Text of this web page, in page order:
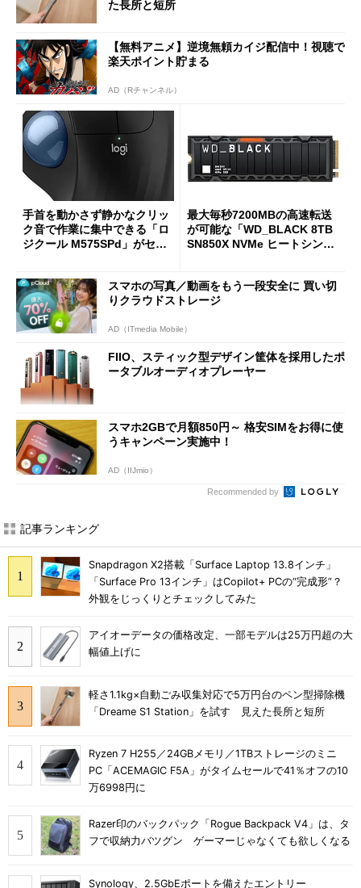
た長所と短所
【無料アニメ】逆境無頼カイジ配信中！視聴で
楽天ポイント貯まる
AD（Rチャンネル）
手首を動かさず静かなクリッ
ク音で作業に集中できる「ロ
ジクール M575SPd」がセー
最大毎秒7200MBの高速転送
が可能な「WD_BLACK 8TB
SN850X NVMe ヒートシンク
スマホの写真／動画をもう一段安全に 買い切
りクラウドストレージ
AD（ITmedia Mobile）
FIIO、スティック型デザイン筐体を採用したポ
ータブルオーディオプレーヤー
スマホ2GBで月額850円～ 格安SIMをお得に使
うキャンペーン実施中！
AD（IIJmio）
Recommended by
記事ランキング
Snapdragon X2搭載「Surface Laptop 13.8インチ」
「Surface Pro 13インチ」はCopilot+ PCの“完成形”？
外観をじっくりとチェックしてみた
アイオーデータの価格改定、一部モデルは25万円超の大
幅値上げに
軽さ1.1kg×自動ごみ収集対応で5万円台のペン型掃除機
「Dreame S1 Station」を試す 見えた長所と短所
Ryzen 7 H255／24GBメモリ／1TBストレージのミニ
PC「ACEMAGIC F5A」がタイムセールで41％オフの10
万6998円に
Razer印のバックパック「Rogue Backpack V4」は、タ
フで収納力バツグン ゲーマーじゃなくても欲しくなる
Synology、2.5GbEポートを備えたエントリー